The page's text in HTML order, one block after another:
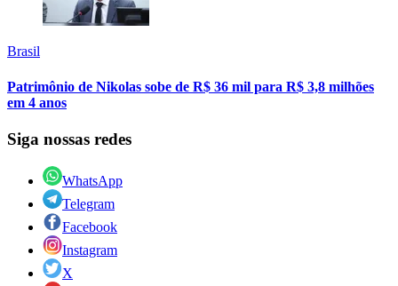
Brasil
Patrimônio de Nikolas sobe de R$ 36 mil para R$ 3,8 milhões
em 4 anos
Siga nossas redes
WhatsApp
Telegram
Facebook
Instagram
X